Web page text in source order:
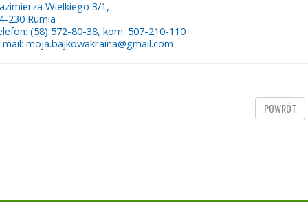
Wielkiego 3/1,
230 Rumia
(58) 572-80-38, kom. 507-210-110
moja.bajkowakraina@gmail.com
POWRÓT